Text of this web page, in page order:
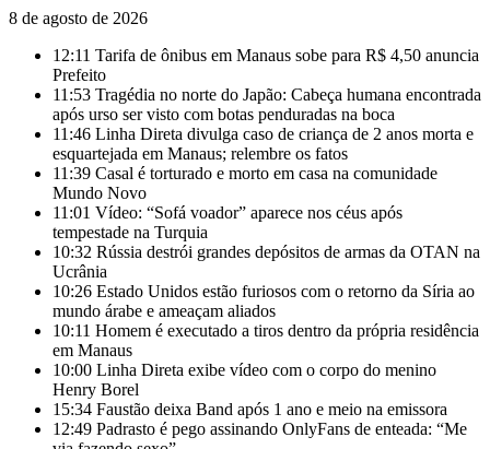
8 de agosto de 2026
12:11 Tarifa de ônibus em Manaus sobe para R$ 4,50 anuncia
Prefeito
11:53 Tragédia no norte do Japão: Cabeça humana encontrada
após urso ser visto com botas penduradas na boca
11:46 Linha Direta divulga caso de criança de 2 anos morta e
esquartejada em Manaus; relembre os fatos
11:39 Casal é torturado e morto em casa na comunidade
Mundo Novo
11:01 Vídeo: “Sofá voador” aparece nos céus após
tempestade na Turquia
10:32 Rússia destrói grandes depósitos de armas da OTAN na
Ucrânia
10:26 Estado Unidos estão furiosos com o retorno da Síria ao
mundo árabe e ameaçam aliados
10:11 Homem é executado a tiros dentro da própria residência
em Manaus
10:00 Linha Direta exibe vídeo com o corpo do menino
Henry Borel
15:34 Faustão deixa Band após 1 ano e meio na emissora
12:49 Padrasto é pego assinando OnlyFans de enteada: “Me